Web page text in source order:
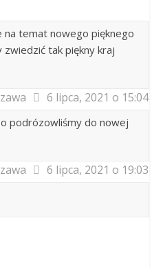
na temat nowego pięknego
tak piękny kraj
6 lipca, 2021 o 15:04
podrózowliśmy do nowej
6 lipca, 2021 o 19:03